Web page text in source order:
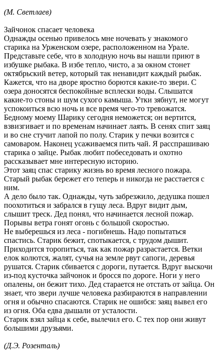
(М. Светлаев)
Зайчонок спасает человека
Однажды осенью привелось мне ночевать у знакомого
старика на Урженском озере, расположенном на Урале.
Представьте себе, что в холодную ночь вы нашли приют в
избушке рыбака. В избе тепло, чисто, а за окном стонет
октябрьский ветер, который так ненавидит каждый рыбак.
Кажется, что на дворе яростно борются какие-то звери. С
озера доносятся беспокойные всплески воды. Слышатся
какие-то стоны и шум сухого камыша. Утки зябнут, не могут
успокоиться всю ночь и все время чего-то тревожатся.
Бедному моему Шарику сегодня неможется; он вертится,
взвизгивает и по временам начинает лаять. В сенях спит заяц
и во сне стучит лапой по полу. Старик у печки возится с
самоваром. Наконец усаживаемся пить чай. Я расспрашиваю
старика о зайце. Рыбак любит побеседовать и охотно
рассказывает мне интересную историю.
Этот заяц спас старику жизнь во время лесного пожара.
Старый рыбак бережет его теперь и никогда не расстается с
ним.
А дело было так. Однажды, чуть забрезжило, дедушка пошел
поохотиться и забрался в гущу леса. Вдруг видит дым,
слышит треск. Дед понял, что начинается лесной пожар.
Порывы ветра гонят огонь с большой скоростью.
Не выберешься из леса - погибнешь. Надо попытаться
спастись. Старик бежит, спотыкается, с трудом дышит.
Приходится торопиться, так как пожар разрастается. Ветки
елок колются, жалят, сучья на земле рвут сапоги, деревья
рушатся. Старик сбивается с дороги, путается. Вдруг выскочи
из-под кусточка зайчонок и бросся по дороге. Ноги у него
опалены, он бежит тихо. Дед старается не отстать от зайца. Он
знает, что звери лучше человека разбираются в направлении
огня и обычно спасаются. Старик не ошибся: заяц вывел его
из огня. Оба едва дышали от усталости.
Старик взял зайца к себе, вылечил его. С тех пор они живут
большими друзьями.
(Д.Э. Розенталь)